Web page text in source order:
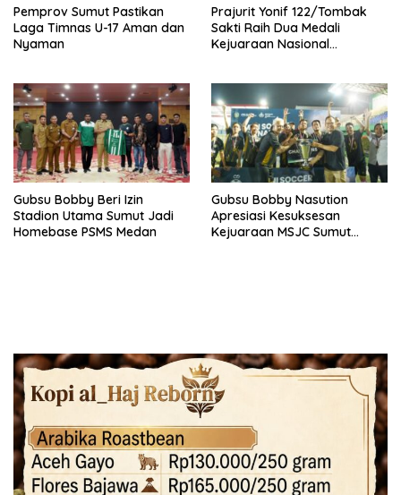
Pemprov Sumut Pastikan
Laga Timnas U-17 Aman dan
Nyaman
Prajurit Yonif 122/Tombak
Sakti Raih Dua Medali
Kejuaraan Nasional
Gubsu Bobby Beri Izin
Stadion Utama Sumut Jadi
Homebase PSMS Medan
Gubsu Bobby Nasution
Apresiasi Kesuksesan
Kejuaraan MSJC Sumut